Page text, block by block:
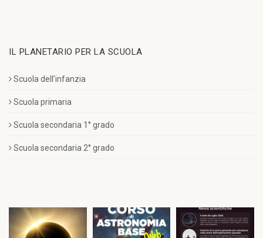
IL PLANETARIO PER LA SCUOLA
Scuola dell’infanzia
Scuola primaria
Scuola secondaria 1° grado
Scuola secondaria 2° grado